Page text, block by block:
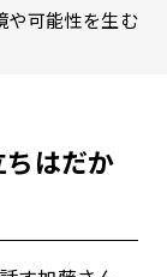
や可能性を生む
はだか